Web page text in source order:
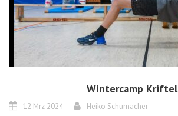
Wintercamp Kriftel
12 Mrz 2024 Heiko Schumacher